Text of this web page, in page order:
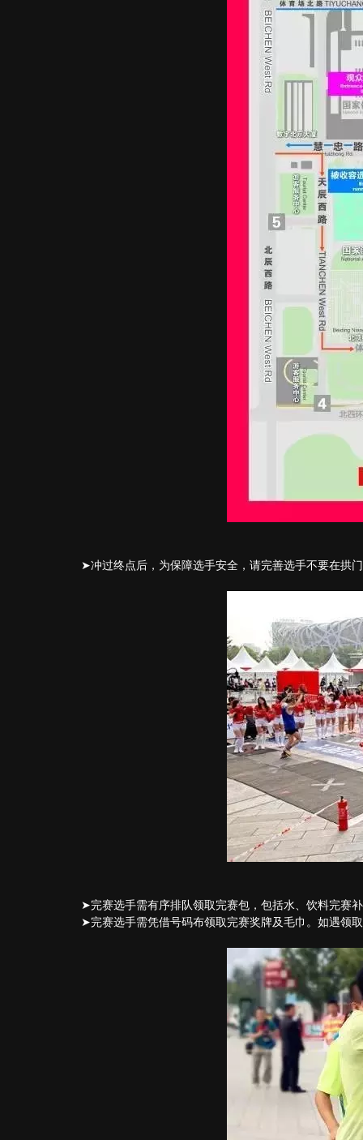
➤冲过终点后，为保障选手安全，请完善选手不要在拱
➤完赛选手需有序排队领取完赛包，包括水、饮料完赛
➤完赛选手需凭借号码布领取完赛奖牌及毛巾。如遇领